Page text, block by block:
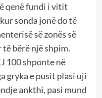
qenë fundi i vitit
sonda jonë do të
së zonës së
bërë një shpim.
100 shponte në
gryka e pusit plasi uji
ankthi, pasi mund